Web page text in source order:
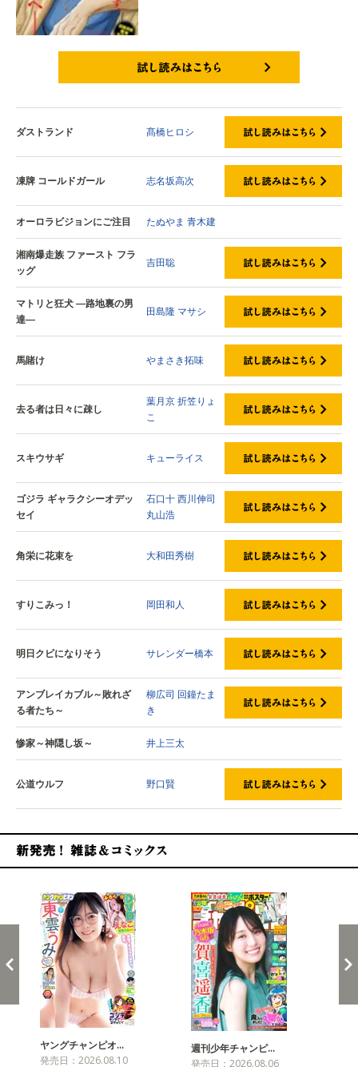
ダストランド 髙橋ヒロシ
凍牌 コールドガール 志名坂高次
オーロラビジョンにご注目 たぬやま 青木建
湘南爆走族 ファースト フラ
ッグ
吉田聡
マトリと狂犬 ―路地裏の男
達―
田島隆 マサシ
馬賭け やまさき拓味
去る者は日々に疎し
葉月京折笠りょ
こ
スキウサギ キューライス
ゴジラ ギャラクシーオデッ
セイ
石口十西川伸司
丸山浩
角栄に花束を 大和田秀樹
すりこみっ！ 岡田和人
明日クビになりそう サレンダー橋本
アンブレイカブル～敗れざ
る者たち～
柳広司 回鐘たま
き
惨家～神隠し坂～ 井上三太
公道ウルフ 野口賢
ヤングチャンピオ…
発売日：2026.08.10
週刊少年チャンピ…
発売日：2026.08.06